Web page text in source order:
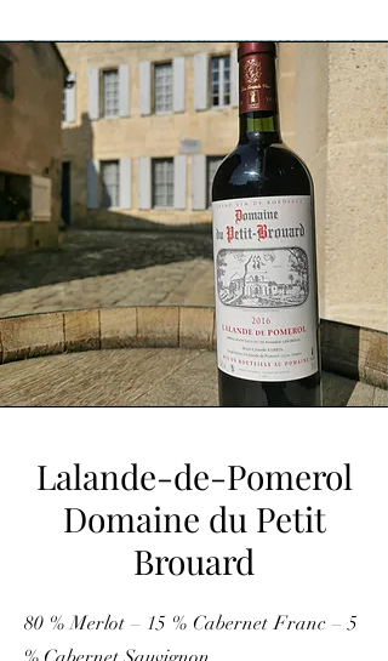
Lalande-de-Pomerol
Domaine du Petit
Brouard
80 % Merlot – 15 % Cabernet Franc – 5